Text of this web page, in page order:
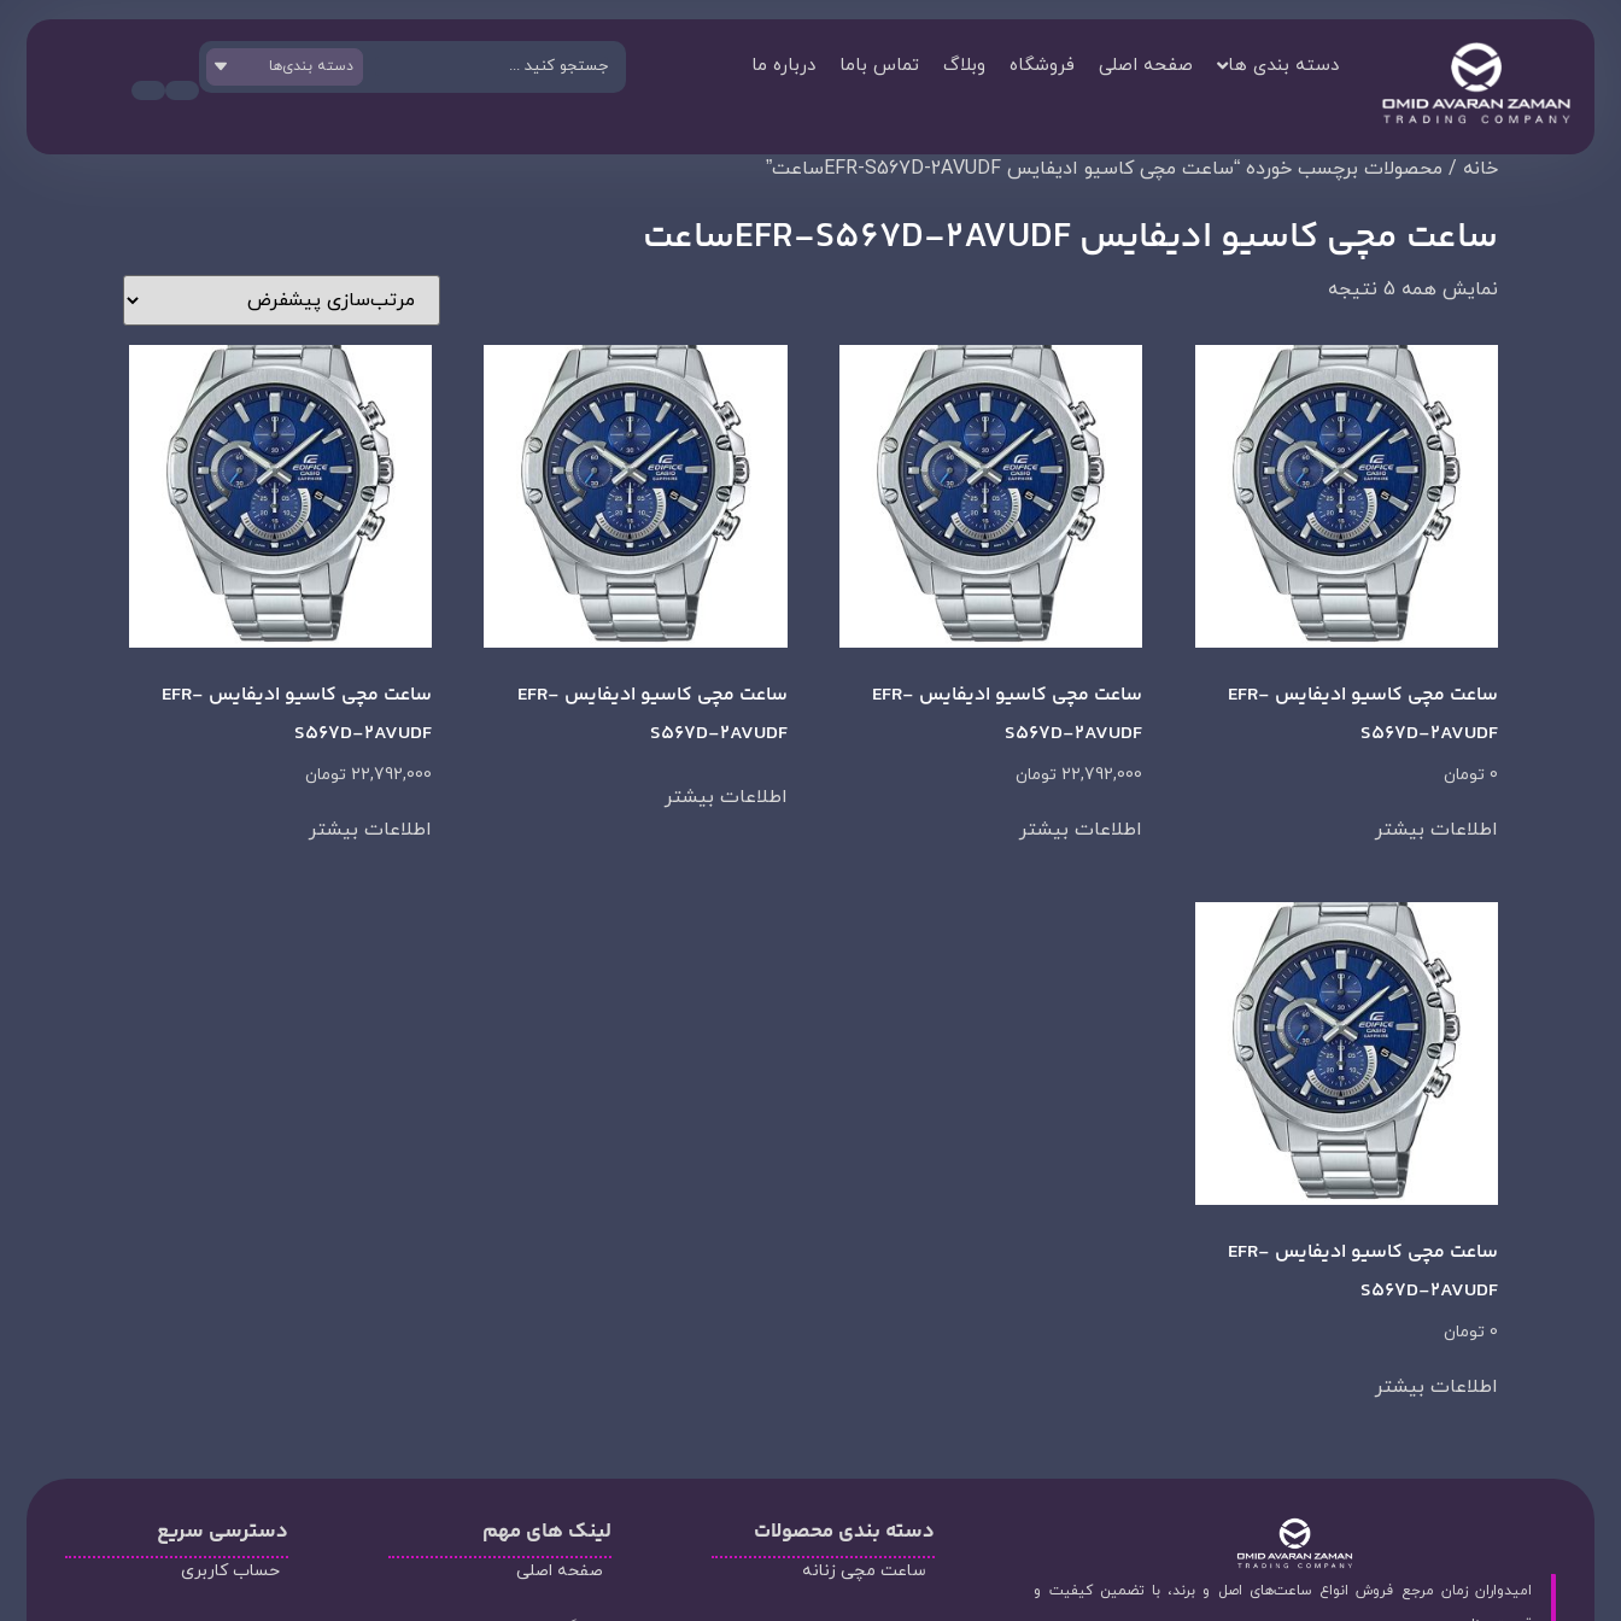
دسته بندی ها صفحه اصلی فروشگاه وبلاگ تماس باما درباره ما دسته بندی‌ها
خانه / محصولات برچسب خورده “ساعت مچی کاسیو ادیفایس EFR-S567D-2AVUDFساعت”
ساعت مچی کاسیو ادیفایس EFR-S567D-2AVUDFساعت
نمایش همه 5 نتیجه
ساعت مچی کاسیو ادیفایس EFR-
S567D-2AVUDF
0 تومان
اطلاعات بیشتر
ساعت مچی کاسیو ادیفایس EFR-
S567D-2AVUDF
22,792,000 تومان
اطلاعات بیشتر
ساعت مچی کاسیو ادیفایس EFR-
S567D-2AVUDF
اطلاعات بیشتر
ساعت مچی کاسیو ادیفایس EFR-
S567D-2AVUDF
22,792,000 تومان
اطلاعات بیشتر
ساعت مچی کاسیو ادیفایس EFR-
S567D-2AVUDF
0 تومان
اطلاعات بیشتر
امیدواران زمان مرجع فروش انواع ساعت‌های اصل و برند، با تضمین کیفیت و
دسته‌ بندی محصولات
ساعت مچی زنانه
لینک های مهم
صفحه اصلی
دسترسی سریع
حساب کاربری